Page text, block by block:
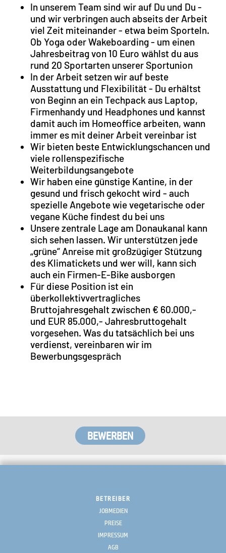
In unserem Team sind wir auf Du und Du -
und wir verbringen auch abseits der Arbeit
viel Zeit miteinander - etwa beim Sporteln.
Ob Yoga oder Wakeboarding - um einen
Jahresbeitrag von 10 Euro wählst du aus
rund 20 Sportarten unserer Sportunion
In der Arbeit setzen wir auf beste
Ausstattung und Flexibilität - Du erhältst
von Beginn an ein Techpack aus Laptop,
Firmenhandy und Headphones und kannst
damit auch im Homeoffice arbeiten, wann
immer es mit deiner Arbeit vereinbar ist
Wir bieten beste Entwicklungschancen und
viele rollenspezifische
Weiterbildungsangebote
Wir haben eine günstige Kantine, in der
gesund und frisch gekocht wird - auch
spezielle Angebote wie vegetarische oder
vegane Küche findest du bei uns
Unsere zentrale Lage am Donaukanal kann
sich sehen lassen. Wir unterstützen jede
„grüne“ Anreise mit großzügiger Stützung
des Klimatickets und wer will, kann sich
auch ein Firmen-E-Bike ausborgen
Für diese Position ist ein
überkollektivvertragliches
Bruttojahresgehalt zwischen € 60.000,-
und EUR 85.000,- Jahresbruttogehalt
vorgesehen. Was du tatsächlich bei uns
verdienst, vereinbaren wir im
Bewerbungsgespräch
BETREIBER
JOBMEDIEN
PREISE
IMPRESSUM
AGB